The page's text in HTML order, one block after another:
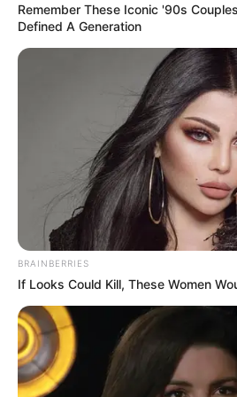
Las autoridades confirmaron que
encontraron, 30 kilos de
cocaína, 400 dosis de bazuco,
grameras, dinero en efectivo y
de bolsas plásticas para dosificar
El reporte oficial también indica
figuran alias“Silfredo”, líder de la
“Randy”, “Linfer”, “Esteba”,
con antecedentes por tráfico de
serían presuntos responsables del
sustancias alucinógenas, en
escolares, logrando
erradicar
Remember These Iconic '90s
Defined A Generation
BRAINBERRIES
If Looks Could Kill, These Women